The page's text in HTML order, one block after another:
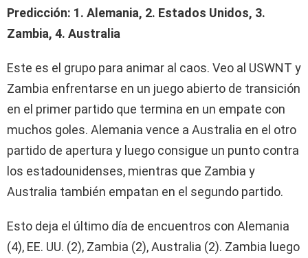
Predicción: 1. Alemania, 2. Estados Unidos, 3.
Zambia, 4. Australia
Este es el grupo para animar al caos. Veo al USWNT y
Zambia enfrentarse en un juego abierto de transición
en el primer partido que termina en un empate con
muchos goles. Alemania vence a Australia en el otro
partido de apertura y luego consigue un punto contra
los estadounidenses, mientras que Zambia y
Australia también empatan en el segundo partido.
Esto deja el último día de encuentros con Alemania
(4), EE. UU. (2), Zambia (2), Australia (2). Zambia luego